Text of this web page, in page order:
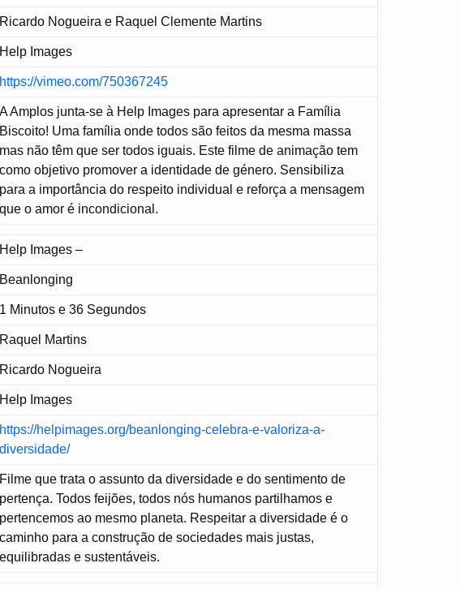
Ricardo Nogueira e Raquel Clemente Martins
Help Images
https://vimeo.com/750367245
A Amplos junta-se à Help Images para apresentar a Família
Biscoito! Uma família onde todos são feitos da mesma massa
mas não têm que ser todos iguais. Este filme de animação tem
como objetivo promover a identidade de género. Sensibiliza
para a importância do respeito individual e reforça a mensagem
que o amor é incondicional.
Help Images –
Beanlonging
1 Minutos e 36 Segundos
Raquel Martins
Ricardo Nogueira
Help Images
https://helpimages.org/beanlonging-celebra-e-valoriza-a-
diversidade/
Filme que trata o assunto da diversidade e do sentimento de
pertença. Todos feijões, todos nós humanos partilhamos e
pertencemos ao mesmo planeta. Respeitar a diversidade é o
caminho para a construção de sociedades mais justas,
equilibradas e sustentáveis.